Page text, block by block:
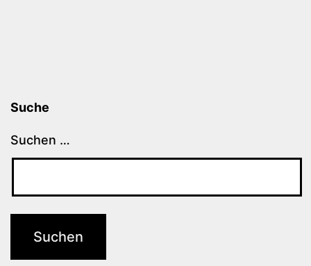
Suche
Suchen …